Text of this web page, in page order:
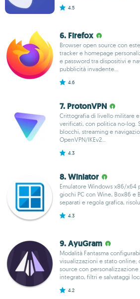
4.5
6. Firefox
Browser open source con
tracker e homepage
e password tra dispositivi e
pubblicità invadente...
4.6
7. ProtonVPN
Crittografia di livello militare
verificati, con politica no‑log.
blocchi, streaming e
OpenVPN/IKEv2...
4.3
8. Winlator
Emulatore Windows x86/x64
giochi PC con Wine, Box86 e
separati e regola grafica,
4.3
9. AyuGram
Modalità Fantasma
visualizzazioni e stato online;
source con
integrato, filtri e salvataggi
4.2